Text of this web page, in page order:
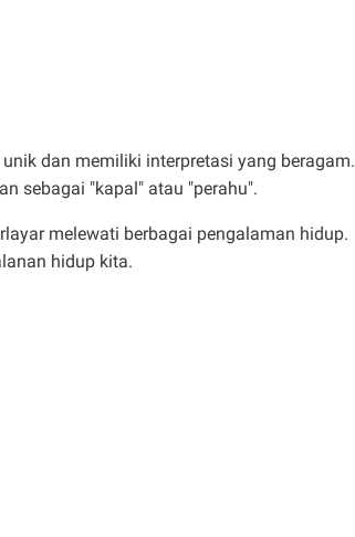
dan memiliki interpretasi yang beragam.
sebagai "kapal" atau "perahu".
melewati berbagai pengalaman hidup.
hidup kita.